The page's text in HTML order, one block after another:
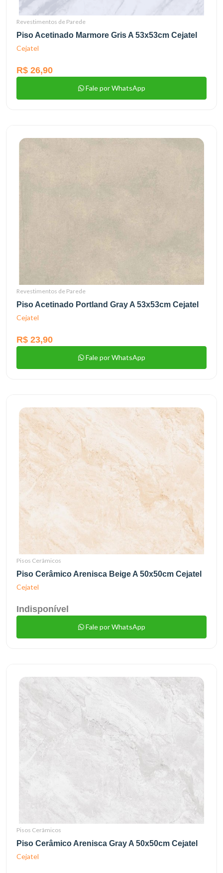
Revestimentos de Parede
Piso Acetinado Marmore Gris A 53x53cm Cejatel
Cejatel
R$ 26,90
Fale por WhatsApp
Revestimentos de Parede
Piso Acetinado Portland Gray A 53x53cm Cejatel
Cejatel
R$ 23,90
Fale por WhatsApp
Pisos Cerâmicos
Piso Cerâmico Arenisca Beige A 50x50cm Cejatel
Cejatel
Indisponível
Fale por WhatsApp
Pisos Cerâmicos
Piso Cerâmico Arenisca Gray A 50x50cm Cejatel
Cejatel